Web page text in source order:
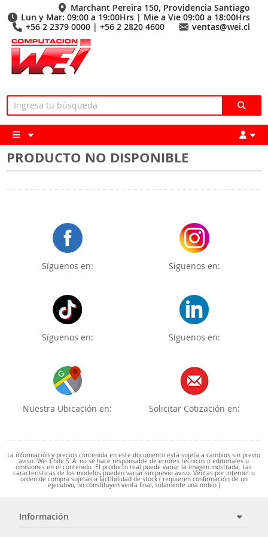
Marchant Pereira 150, Providencia Santiago
Lun y Mar: 09:00 a 19:00Hrs | Mie a Vie 09:00 a 18:00Hrs
+56 2 2379 0000 | +56 2 2820 4600
ventas@wei.cl
PRODUCTO NO DISPONIBLE
Síguenos en: Síguenos en:
Síguenos en: Síguenos en:
Nuestra Ubicación en: Solicitar Cotización en:
La información y precios contenida en este documento está sujeta a cambios sin previo
aviso. Wei Chile S. A. no se hace responsable de errores técnicos o editoriales u
omisiones en el contenido. El producto real puede variar la imagen mostrada. Las
características de los modelos pueden variar sin previo aviso. Ventas por internet u
orden de compra sujetas a factibilidad de stock ( requieren confirmación de un
ejecutivo, no constituyen venta final, solamente una orden )
Información